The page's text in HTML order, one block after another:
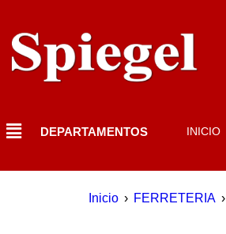
DEPARTAMENTOS INICIO
Inicio › FERRETERIA ›